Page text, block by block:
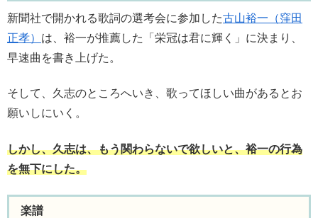
新聞社で開かれる歌詞の選考会に参加した古山裕一（窪田
正孝） は、裕一が推薦した「栄冠は君に輝く」に決まり、
早速曲を書き上げた。
そして、久志のところへいき、歌ってほしい曲があるとお
願いしにいく。
しかし、久志は、もう関わらないで欲しいと、裕一の行為
を無下にした。
楽譜